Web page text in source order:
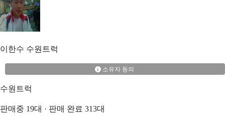
이한수 수원트럭
소유자 동의
수원트럭
판매중 19대 · 판매 완료 313대